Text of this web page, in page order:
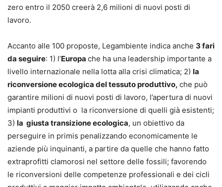
zero entro il 2050 creerà 2,6 milioni di nuovi posti di
lavoro.
Accanto alle 100 proposte, Legambiente indica anche 3 fari
da seguire: 1) l’Europa che ha una leadership importante a
livello internazionale nella lotta alla crisi climatica; 2) la
riconversione ecologica del tessuto produttivo, che può
garantire milioni di nuovi posti di lavoro, l’apertura di nuovi
impianti produttivi o la riconversione di quelli già esistenti;
3) la giusta transizione ecologica, un obiettivo da
perseguire in primis penalizzando economicamente le
aziende più inquinanti, a partire da quelle che hanno fatto
extraprofitti clamorosi nel settore delle fossili; favorendo
le riconversioni delle competenze professionali e dei cicli